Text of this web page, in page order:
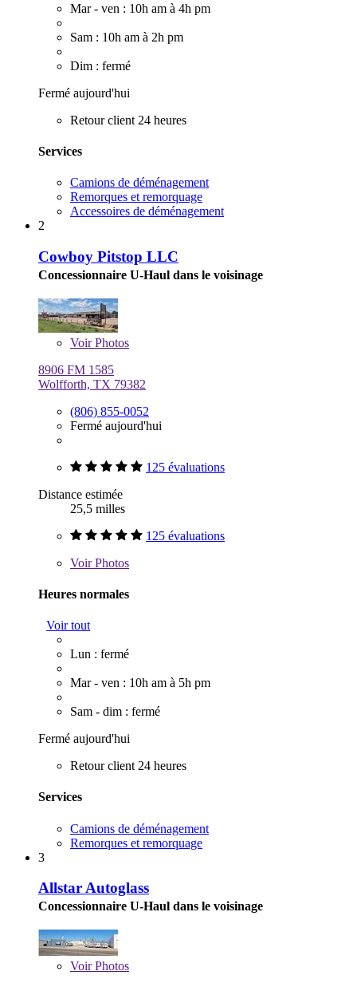
Mar - ven : 10h am à 4h pm
Sam : 10h am à 2h pm
Dim : fermé
Fermé aujourd'hui
Retour client 24 heures
Services
Camions de déménagement
Remorques et remorquage
Accessoires de déménagement
2
Cowboy Pitstop LLC
Concessionnaire U-Haul dans le voisinage
VoirPhotos
8906 FM 1585
Wolfforth, TX 79382
(806) 855-0052
Fermé aujourd'hui
125 évaluations
Distance estimée
25,5 milles
125 évaluations
VoirPhotos
Heures normales
Voir tout
Lun : fermé
Mar - ven : 10h am à 5h pm
Sam - dim : fermé
Fermé aujourd'hui
Retour client 24 heures
Services
Camions de déménagement
Remorques et remorquage
3
Allstar Autoglass
Concessionnaire U-Haul dans le voisinage
VoirPhotos